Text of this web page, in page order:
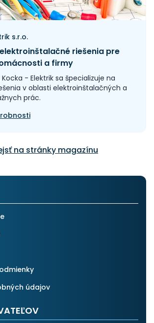
s.r.o.
riešenia pre
a firmy
- Elektrik sa špecializuje na
v oblasti elektroinštalačných a
prác.
na stránky magazínu
údajov